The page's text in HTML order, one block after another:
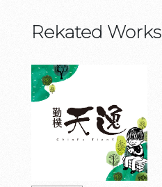
Rekated Works